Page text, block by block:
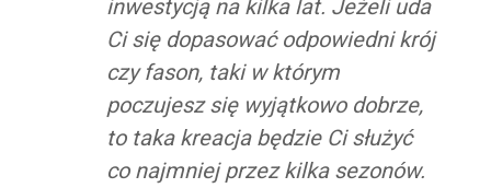
inwestycją na kilka lat. Jeżeli uda
Ci się dopasować odpowiedni krój
czy fason, taki w którym
poczujesz się wyjątkowo dobrze,
to taka kreacja będzie Ci służyć
co najmniej przez kilka sezonów.